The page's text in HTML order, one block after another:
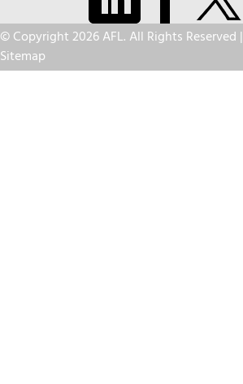
© Copyright 2026 AFL. All Rights Reserved |
Sitemap